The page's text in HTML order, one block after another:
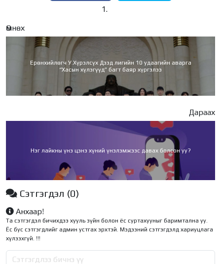
Өмнөх
Ерөнхийлөгч У.Хүрэлсүх Дээд лигийн 10 удаагийн аварга
“Хасын хүлэгүүд” багт баяр хүргэлээ
Дараах
Нэг лайкны үнэ цэнэ хүний үнэлэмжээс давах болсон уу?
Сэтгэгдэл (0)
Анхаар!
Та сэтгэгдэл бичихдээ хууль зүйн болон ёс суртахууныг баримтална уу.
Ёс бус сэтгэгдлийг админ устгах эрхтэй. Мэдээний сэтгэгдэлд хариуцлага
хүлээхгүй. !!!